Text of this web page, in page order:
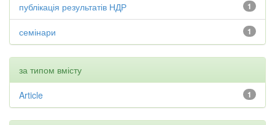
1
публікація результатів НДР
1
семінари
за типом вмісту
1
Article